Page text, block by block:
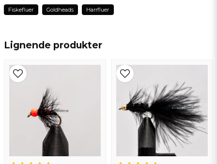
Lignende produkter
Navn
email
Epostadresse
Ja, du kan publisere spørsmålet mitt
Fiskefluer Goldheads Harrfluer